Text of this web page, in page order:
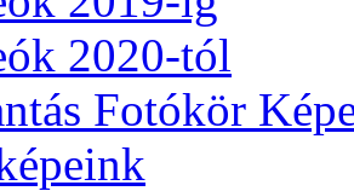
2020-tól
Fotókör